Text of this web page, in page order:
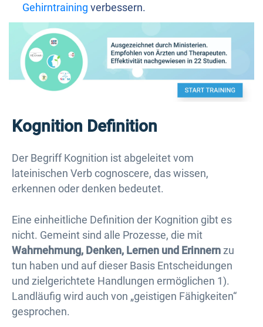
Gehirntraining verbessern.
Kognition Definition
Der Begriff Kognition ist abgeleitet vom
lateinischen Verb cognoscere, das wissen,
erkennen oder denken bedeutet.
Eine einheitliche Definition der Kognition gibt es
nicht. Gemeint sind alle Prozesse, die mit
Wahrnehmung, Denken, Lernen und Erinnernzu
tun haben und auf dieser Basis Entscheidungen
und zielgerichtete Handlungen ermöglichen 1).
Landläufig wird auch von „geistigen Fähigkeiten“
gesprochen.